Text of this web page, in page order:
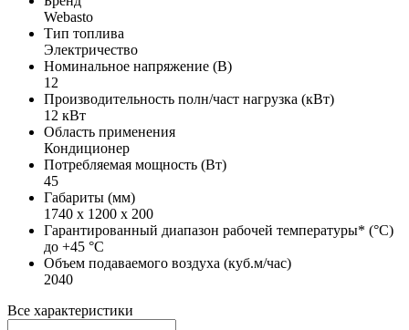
Webasto
Тип топлива
Электричество
Номинальное напряжение (В)
12
Производительность полн/част нагрузка (кВт)
12 кВт
Область применения
Кондиционер
Потребляемая мощность (Вт)
45
Габариты (мм)
1740 х 1200 х 200
Гарантированный диапазон рабочей температуры* (°С)
до +45 °С
Объем подаваемого воздуха (куб.м/час)
2040
Все характеристики